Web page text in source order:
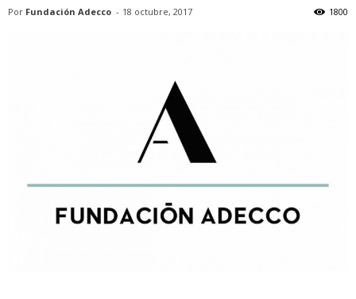
Por Fundación Adecco - 18 octubre, 2017 1800